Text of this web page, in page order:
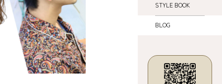
STYLE BOOK
BLOG